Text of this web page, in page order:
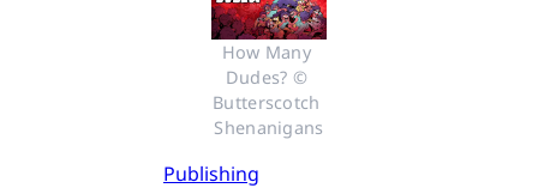
How Many
Dudes? ©
Butterscotch
Shenanigans
Publishing